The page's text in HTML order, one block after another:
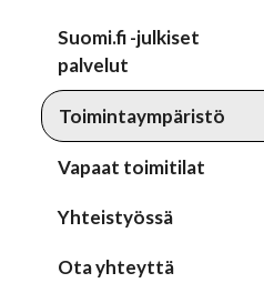
Suomi.fi -julkiset
palvelut
Toimintaympäristö
Vapaat toimitilat
Yhteistyössä
Ota yhteyttä